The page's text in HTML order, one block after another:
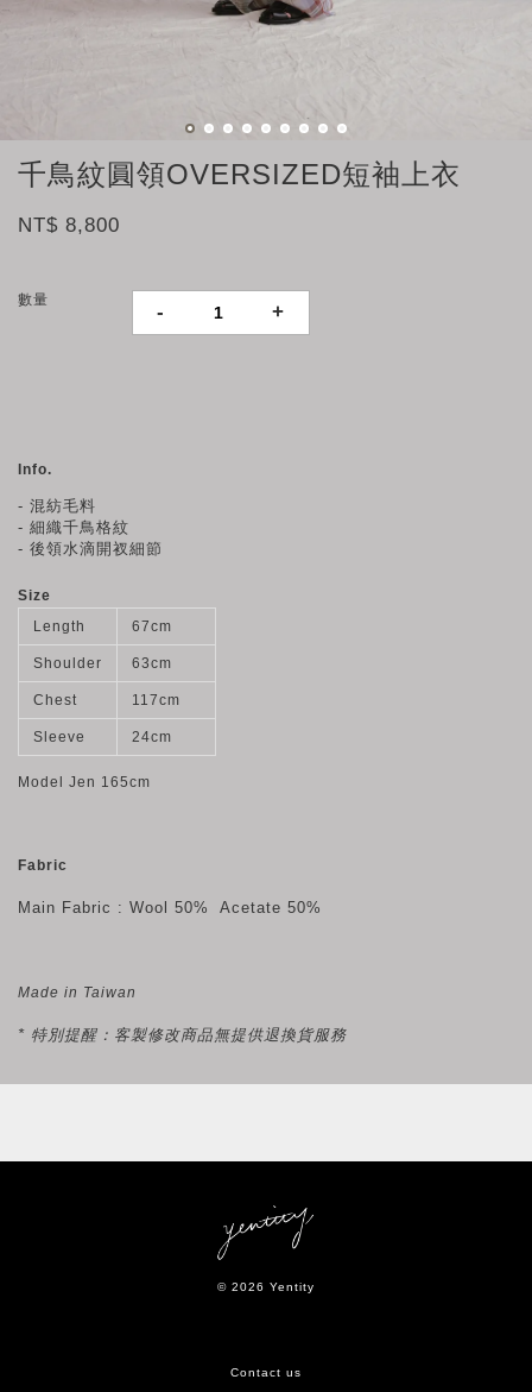
千鳥紋圓領OVERSIZED短袖上衣
NT$ 8,800
數量
- +
Info.
- 混紡毛料
- 細織千鳥格紋
- 後領水滴開衩細節
Size
Length
67cm
Shoulder 63cm
Chest 117cm
Sleeve 24cm
Model Jen 165cm
Fabric
Main Fabric : Wool 50% Acetate 50%
Made in Taiwan
* 特別提醒：客製修改商品無提供退換貨服務
© 2026 Yentity
Contact us